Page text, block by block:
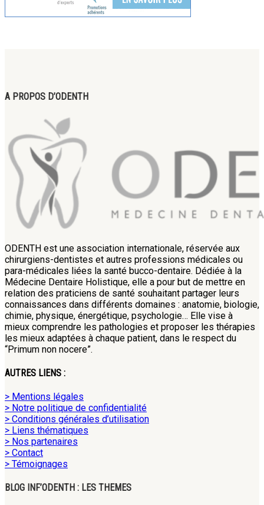
A PROPOS D’ODENTH
ODENTH est une association internationale, réservée aux
chirurgiens-dentistes et autres professions médicales ou
para-médicales liées la santé bucco-dentaire. Dédiée à la
Médecine Dentaire Holistique, elle a pour but de mettre en
relation des praticiens de santé souhaitant partager leurs
connaissances dans différents domaines : anatomie, biologie,
chimie, physique, énergétique, psychologie… Elle vise à
mieux comprendre les pathologies et proposer les thérapies
les mieux adaptées à chaque patient, dans le respect du
“Primum non nocere”.
AUTRES LIENS :
> Mentions légales
> Notre politique de confidentialité
> Conditions générales d’utilisation
> Liens thématiques
> Nos partenaires
> Contact
> Témoignages
BLOG INF’ODENTH : LES THEMES